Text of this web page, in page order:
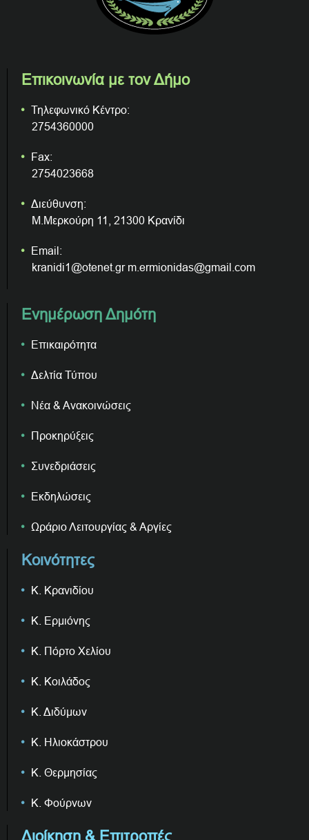
Επικοινωνία με τον Δήμο
Τηλεφωνικό Κέντρο:
2754360000
Fax:
2754023668
Διεύθυνση:
Μ.Μερκούρη 11, 21300 Κρανίδι
Email:
kranidi1@otenet.gr m.ermionidas@gmail.com
Ενημέρωση Δημότη
Επικαιρότητα
Δελτία Τύπου
Νέα & Ανακοινώσεις
Προκηρύξεις
Συνεδριάσεις
Εκδηλώσεις
Ωράριο Λειτουργίας & Αργίες
Κοινότητες
Κ. Κρανιδίου
Κ. Ερμιόνης
Κ. Πόρτο Χελίου
Κ. Κοιλάδος
Κ. Διδύμων
Κ. Ηλιοκάστρου
Κ. Θερμησίας
Κ. Φούρνων
Διοίκηση & Επιτροπές